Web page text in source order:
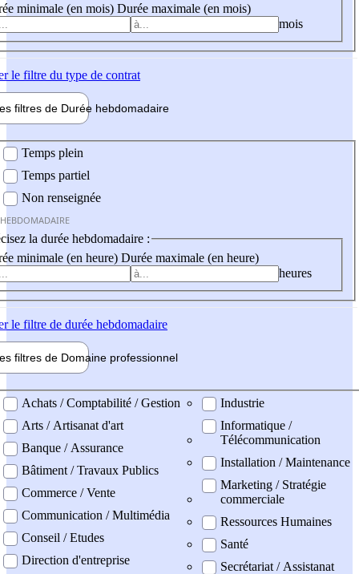
minimale (en mois) Durée maximale (en mois)
mois
le filtre du type de contrat
filtres de Durée hebdomadaire
Temps plein
Temps partiel
Non renseignée
la durée hebdomadaire :
minimale (en heure) Durée maximale (en heure)
heures
le filtre de durée hebdomadaire
filtres de Domaine professionnel
professionel
Achats / Comptabilité / Gestion
Arts / Artisanat d'art
Banque / Assurance
Bâtiment / Travaux Publics
Commerce / Vente
Communication / Multimédia
Conseil / Etudes
Direction d'entreprise
Industrie
Informatique /
Télécommunication
Installation / Maintenance
Marketing / Stratégie
commerciale
Ressources Humaines
Santé
Secrétariat / Assistanat